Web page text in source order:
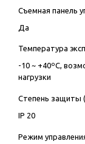
Съемная панель
Да
Температура
-10 ~ +40ºC,
нагрузки
Степень защиты
IP 20
Режим